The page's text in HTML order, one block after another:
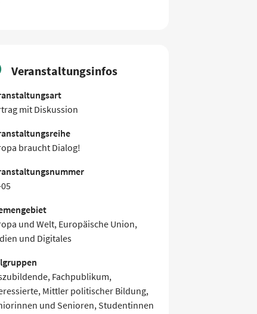
Veranstaltungsinfos
mit Diskussion
braucht Dialog!
und Welt, Europäische Union,
und Digitales
Fachpublikum,
Mittler politischer Bildung,
und Senioren, Studentinnen